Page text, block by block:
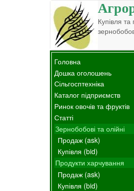
Купівля
Головна
Дошка оголошень
Сільгосптехніка
Каталог підприємств
Ринок овочів та фруктів
Статті
Зернобобові та олійні
Продаж (ask)
Купівля (bid)
Продукти харчування
Продаж (ask)
Купівля (bid)